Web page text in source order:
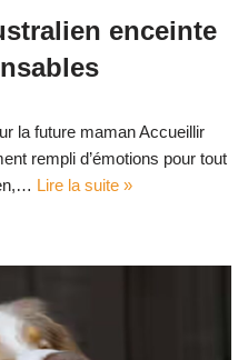
enceinte
la future maman Accueillir
rempli d’émotions pour tout
Lire la suite »